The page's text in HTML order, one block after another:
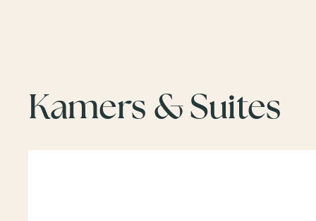
Kamers & Suites